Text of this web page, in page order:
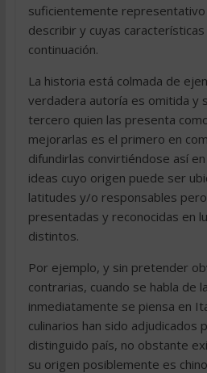
suficientemente representativo
describir y cuyas
continuación.
La historia está colmada de
verdadera autoría es omitida y
tercero quien las presenta
mejorarlas es el primero en
difundirlas convirtiéndose así
ideas cuyo origen puede ser
latitudes y/o responsables
presentadas y reconocidas en
distintos.
Por ejemplo, y sin pretender
contrarias, cuando se habla de
inmediatamente se piensa en
culinarios han sido adjudicados
distinguido país, no obstante
su origen posiblemente es